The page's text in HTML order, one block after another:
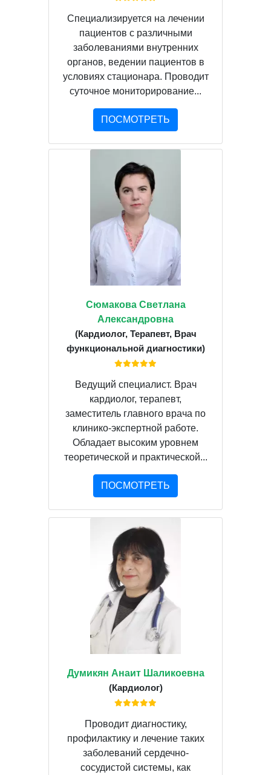
Специализируется на лечении
пациентов с различными
заболеваниями внутренних
органов, ведении пациентов в
условиях стационара. Проводит
суточное мониторирование...
ПОСМОТРЕТЬ
Сюмакова Светлана
Александровна
(Кардиолог, Терапевт, Врач
функциональной диагностики)
Ведущий специалист. Врач
кардиолог, терапевт,
заместитель главного врача по
клинико-экспертной работе.
Обладает высоким уровнем
теоретической и практической...
ПОСМОТРЕТЬ
Думикян Анаит Шаликоевна
(Кардиолог)
Проводит диагностику,
профилактику и лечение таких
заболеваний сердечно-
сосудистой системы, как